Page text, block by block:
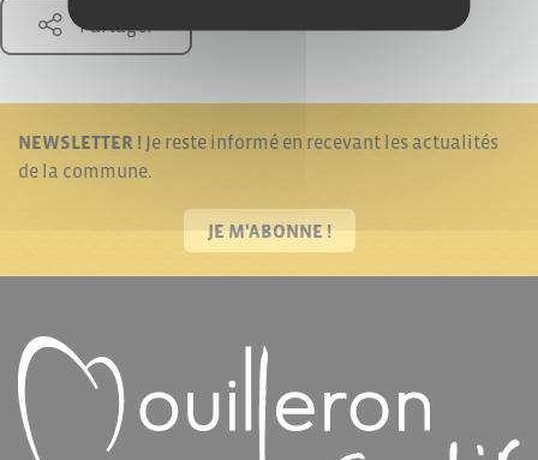
Partager
NEWSLETTER ! Je reste informé en recevant les actualités
de la commune.
JE M'ABONNE !